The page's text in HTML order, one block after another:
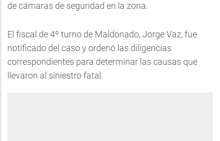
de cámaras de seguridad en la zona.
El fiscal de 4º turno de Maldonado, Jorge Vaz, fue
notificado del caso y ordenó las diligencias
correspondientes para determinar las causas que
llevaron al siniestro fatal.